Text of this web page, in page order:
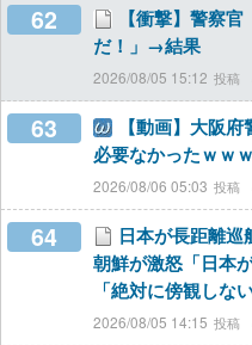
62
【衝撃】警察
だ！」→結果
2026/08/05 15:12
63
【動画】大阪
必要なかったｗｗｗ
2026/08/06 05:03
64
日本が長距離
朝鮮が激怒「日本
「絶対に傍観しな
2026/08/05 14:15